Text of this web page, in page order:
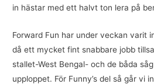
in hästar med ett halvt ton lera på
Forward Fun har under veckan varit
då ett mycket fint snabbare jobb
stallet-West Bengal- och de båda
upploppet. För Funny’s del så går vi